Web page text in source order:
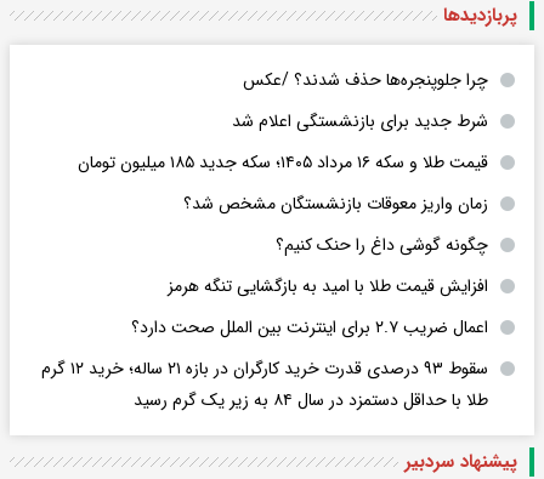
پربازدید‌ها
چرا جلوپنجره‌ها حذف شدند؟ /عکس
شرط جدید برای بازنشستگی اعلام شد
قیمت طلا و سکه ۱۶ مرداد ۱۴۰۵؛ سکه جدید ١٨۵ میلیون تومان
زمان واریز معوقات بازنشستگان مشخص شد؟
چگونه گوشی داغ را حنک کنیم؟
افزایش قیمت طلا با امید به بازگشایی تنگه هرمز
اعمال ضریب ۲.۷ برای اینترنت بین الملل صحت دارد؟
سقوط ۹۳ درصدی قدرت خرید کارگران در بازه ۲۱ ساله؛ خرید ۱۲ گرم
طلا با حداقل دستمزد در سال ۸۴ به زیر یک گرم رسید
پیشنهاد سردبیر